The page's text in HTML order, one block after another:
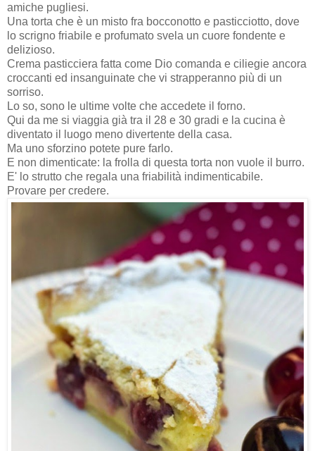
amiche pugliesi.
Una torta che è un misto fra bocconotto e pasticciotto, dove
lo scrigno friabile e profumato svela un cuore fondente e
delizioso.
Crema pasticciera fatta come Dio comanda e ciliegie ancora
croccanti ed insanguinate che vi strapperanno più di un
sorriso.
Lo so, sono le ultime volte che accedete il forno.
Qui da me si viaggia già tra il 28 e 30 gradi e la cucina è
diventato il luogo meno divertente della casa.
Ma uno sforzino potete pure farlo.
E non dimenticate: la frolla di questa torta non vuole il burro.
E' lo strutto che regala una friabilità indimenticabile.
Provare per credere.